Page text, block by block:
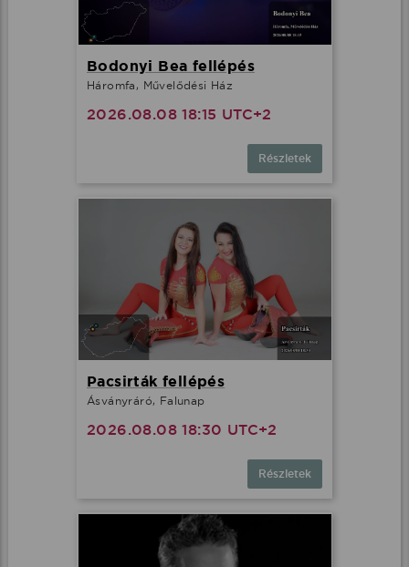
Bodonyi Bea fellépés
Háromfa, Művelődési Ház
2026.08.08 18:15 UTC+2
Részletek
Pacsirták fellépés
Ásványráró, Falunap
2026.08.08 18:30 UTC+2
Részletek